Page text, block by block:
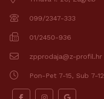
099/2347-333
01/2450-936
zpprodaja@z-profil.hr
Pon-Pet 7-15, Sub 7-12